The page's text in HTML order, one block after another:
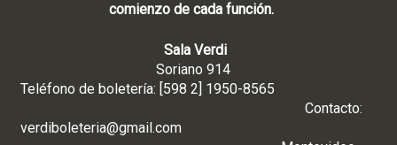
comienzo de cada función.
Sala Verdi
Soriano 914
Teléfono de boletería: [598 2] 1950-8565
Contacto:
verdiboleteria@gmail.com